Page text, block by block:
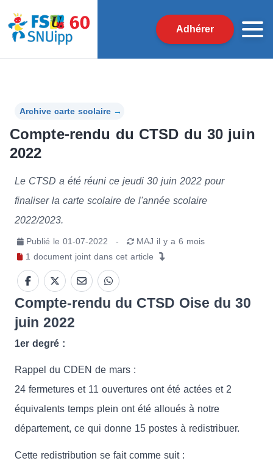
Adhérer
Archive carte scolaire →
Compte-rendu du CTSD du 30 juin
2022
Le CTSD a été réuni ce jeudi 30 juin 2022 pour
finaliser la carte scolaire de l'année scolaire
2022/2023.
Publié le 01-07-2022 - MAJ il y a 6 mois
1 document joint dans cet article
Compte-rendu du CTSD Oise du 30
juin 2022
1er degré :
Rappel du CDEN de mars :
24 fermetures et 11 ouvertures ont été actées et 2
équivalents temps plein ont été alloués à notre
département, ce qui donne 15 postes à redistribuer.
Cette redistribution se fait comme suit :